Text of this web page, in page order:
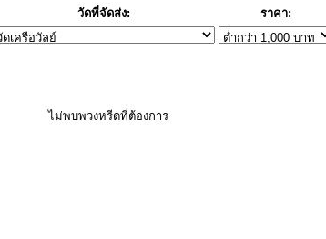
วัดที่จัดส่ง: ราคา:
ไม่พบพวงหรีดที่ต้องการ